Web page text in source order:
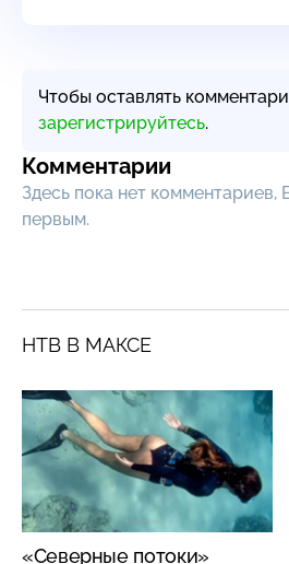
Чтобы оставлять
зарегистрируйтесь.
Комментарии
Здесь пока нет
первым.
НТВ В МАКСЕ
«Северные потоки»